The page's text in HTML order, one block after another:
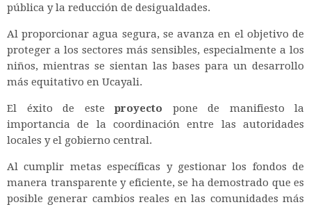
pública y la reducción de desigualdades.
Al proporcionar agua segura, se avanza en el objetivo de
proteger a los sectores más sensibles, especialmente a los
niños, mientras se sientan las bases para un desarrollo
más equitativo en Ucayali.
El éxito de este proyecto pone de manifiesto la
importancia de la coordinación entre las autoridades
locales y el gobierno central.
Al cumplir metas específicas y gestionar los fondos de
manera transparente y eficiente, se ha demostrado que es
posible generar cambios reales en las comunidades más